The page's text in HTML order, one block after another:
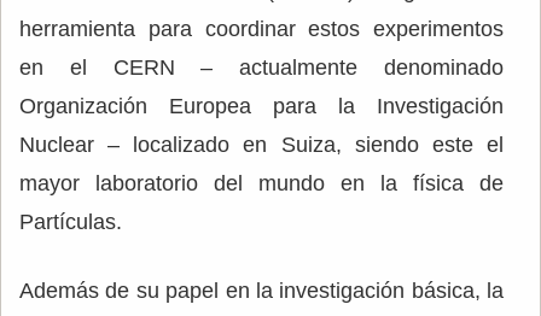
herramienta para coordinar estos experimentos
en el CERN – actualmente denominado
Organización Europea para la Investigación
Nuclear – localizado en Suiza, siendo este el
mayor laboratorio del mundo en la física de
Partículas.
Además de su papel en la investigación básica, la